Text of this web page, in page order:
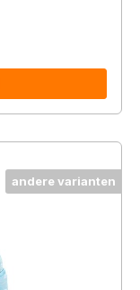
andere varianten